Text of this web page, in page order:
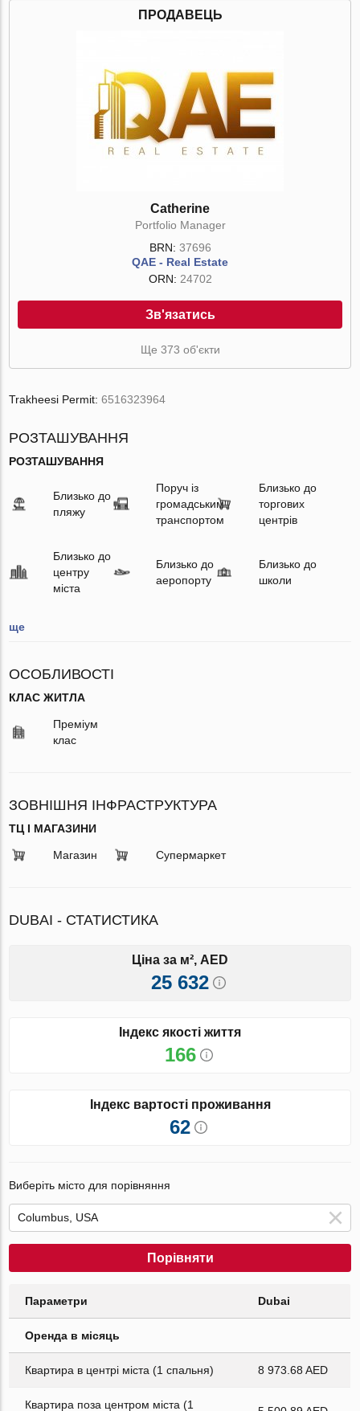
ПРОДАВЕЦЬ
Catherine
Portfolio Manager
BRN: 37696
QAE - Real Estate
ORN: 24702
Зв'язатись
Ще 373 об'єкти
Trakheesi Permit:6516323964
РОЗТАШУВАННЯ
РОЗТАШУВАННЯ
Близько до
пляжу
Поруч із
громадським
транспортом
Близько до
торгових
центрів
Близько до
центру
міста
Близько до
аеропорту
Близько до
школи
ще
ОСОБЛИВОСТІ
КЛАС ЖИТЛА
Преміум
клас
ЗОВНІШНЯ ІНФРАСТРУКТУРА
ТЦ І МАГАЗИНИ
Магазин Супермаркет
DUBAI - СТАТИСТИКА
Ціна за м², AED
25 632
Індекс якості життя
166
Індекс вартості проживання
62
Виберіть місто для порівняння
Порівняти
Параметри Dubai
Оренда в місяць
Квартира в центрі міста (1 спальня) 8 973.68 AED
Квартира поза центром міста (1